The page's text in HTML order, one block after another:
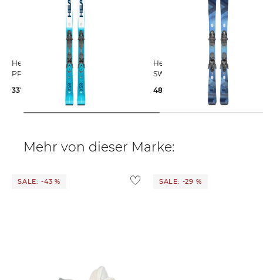
Head | Skier WC REBELS E.XSR +
PR 11 GW
337,95 €
600,00 €
Head | Damen Skier E-SUPER JOY
SW + JOY 11 GW SLR
489,99 €
700,00 €
Mehr von dieser Marke:
SALE: -43 % SALE: -29 %